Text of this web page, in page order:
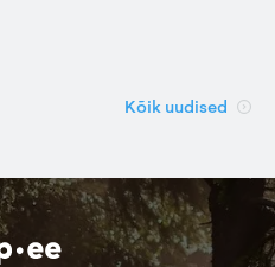
Kõik uudised